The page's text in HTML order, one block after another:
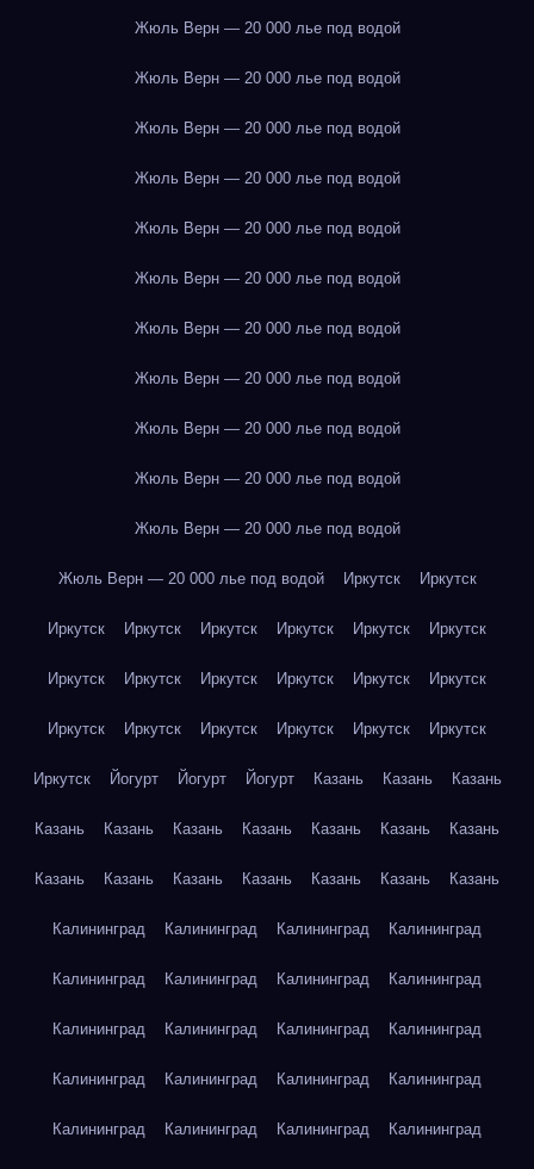
Жюль Верн — 20 000 лье под водой
Жюль Верн — 20 000 лье под водой
Жюль Верн — 20 000 лье под водой
Жюль Верн — 20 000 лье под водой
Жюль Верн — 20 000 лье под водой
Жюль Верн — 20 000 лье под водой
Жюль Верн — 20 000 лье под водой
Жюль Верн — 20 000 лье под водой
Жюль Верн — 20 000 лье под водой
Жюль Верн — 20 000 лье под водой
Жюль Верн — 20 000 лье под водой
Жюль Верн — 20 000 лье под водой Иркутск Иркутск
Иркутск Иркутск Иркутск Иркутск Иркутск Иркутск
Иркутск Иркутск Иркутск Иркутск Иркутск Иркутск
Иркутск Иркутск Иркутск Иркутск Иркутск Иркутск
Иркутск Йогурт Йогурт Йогурт Казань Казань Казань
Казань Казань Казань Казань Казань Казань Казань
Казань Казань Казань Казань Казань Казань Казань
Калининград Калининград Калининград Калининград
Калининград Калининград Калининград Калининград
Калининград Калининград Калининград Калининград
Калининград Калининград Калининград Калининград
Калининград Калининград Калининград Калининград